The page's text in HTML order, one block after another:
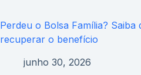
Perdeu o Bolsa Família? Saiba
recuperar o benefício
junho 30, 2026